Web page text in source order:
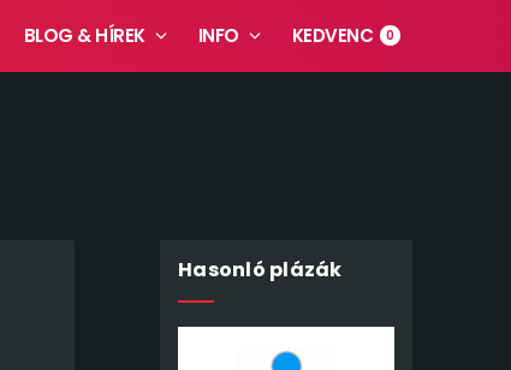
BLOG & HÍREK INFO KEDVENC 0
Hasonló plázák